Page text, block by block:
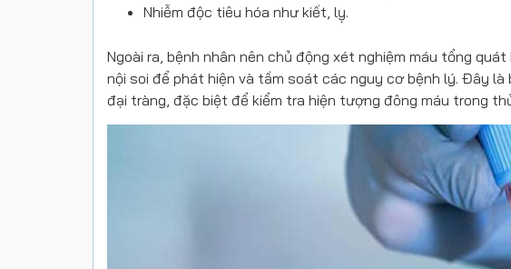
Nhiễm độc tiêu hóa như kiết, lỵ.
Ngoài ra, bệnh nhân nên chủ động xét nghiệm máu tổng
nội soi để phát hiện và tầm soát các nguy cơ bệnh lý. Đây
đại tràng, đặc biệt để kiểm tra hiện tượng đông máu trong